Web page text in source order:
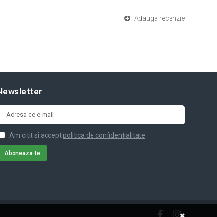
Adauga recenzie
Am citit si accept politica de confidentialitate